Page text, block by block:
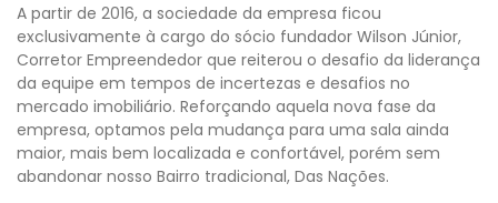
A partir de 2016, a sociedade da empresa ficou
exclusivamente à cargo do sócio fundador Wilson Júnior,
Corretor Empreendedor que reiterou o desafio da liderança
da equipe em tempos de incertezas e desafios no
mercado imobiliário. Reforçando aquela nova fase da
empresa, optamos pela mudança para uma sala ainda
maior, mais bem localizada e confortável, porém sem
abandonar nosso Bairro tradicional, Das Nações.